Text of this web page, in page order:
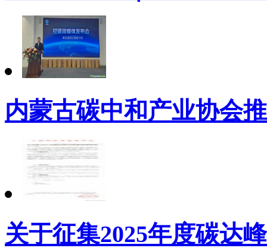
内蒙古碳中和产业协会
关于征集2025年度碳达